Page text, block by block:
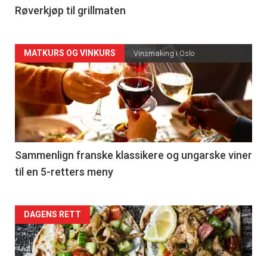
4
Røverkjøp til grillmaten
Forsiden
akkurat
nå
-
5
MATKURS OG VINKURS Vinsmaking i Oslo
Sammenlign franske klassikere og ungarske viner
til en 5-retters meny
Forsiden
akkurat
DAGENS RETT